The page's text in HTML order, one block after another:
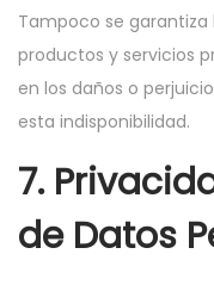
Tampoco se
productos y servicios
en los daños o
esta indisponibilidad.
7.
de Datos